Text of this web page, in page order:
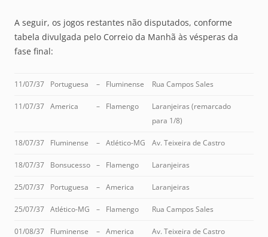
A seguir, os jogos restantes não disputados, conforme
tabela divulgada pelo Correio da Manhã às vésperas da
fase final:
11/07/37 Portuguesa – Fluminense Rua Campos Sales
11/07/37 America – Flamengo
Laranjeiras (remarcado
para 1/8)
18/07/37 Fluminense – Atlético-MG Av. Teixeira de Castro
18/07/37 Bonsucesso – Flamengo Laranjeiras
25/07/37 Portuguesa – America Laranjeiras
25/07/37 Atlético-MG – Flamengo Rua Campos Sales
01/08/37 Fluminense – America Av. Teixeira de Castro